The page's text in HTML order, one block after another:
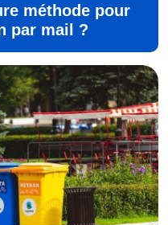
méthode pour
par mail ?